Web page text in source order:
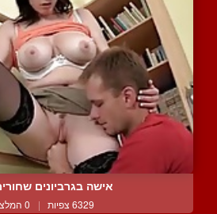
אישה בגרביונים
6329 צפיות | 0 המלצות